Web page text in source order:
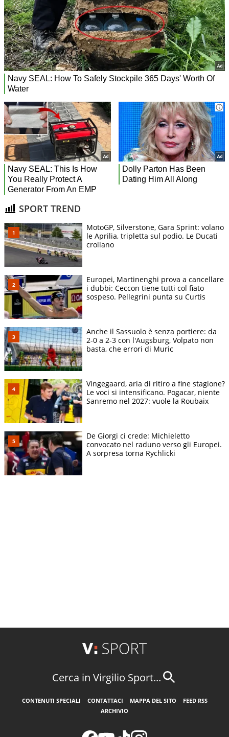
SPORT TREND
MotoGP, Silverstone, Gara Sprint: volano
le Aprilia, tripletta sul podio. Le Ducati
crollano
Europei, Martinenghi prova a cancellare
i dubbi: Ceccon tiene tutti col fiato
sospeso. Pellegrini punta su Curtis
Anche il Sassuolo è senza portiere: da
2-0 a 2-3 con l'Augsburg, Volpato non
basta, che errori di Muric
Vingegaard, aria di ritiro a fine stagione?
Le voci si intensificano. Pogacar, niente
Sanremo nel 2027: vuole la Roubaix
De Giorgi ci crede: Michieletto
convocato nel raduno verso gli Europei.
A sorpresa torna Rychlicki
Cerca in Virgilio Sport...
CONTENUTI SPECIALI CONTATTACI MAPPA DEL SITO
FEED RSS
ARCHIVIO